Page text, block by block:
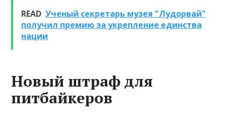
READ Ученый секретарь музея "Лудорвай"
получил премию за укрепление единства
нации
Новый штраф для
питбайкеров